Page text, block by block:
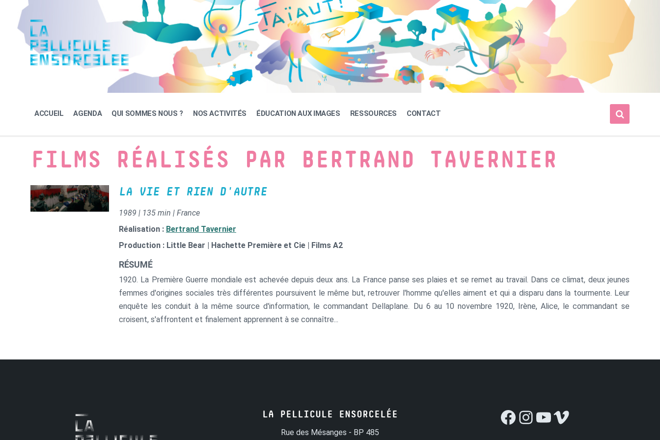
content
navigation
footer
ACCUEIL AGENDA QUI SOMMES NOUS ? NOS ACTIVITÉS ÉDUCATION AUX IMAGES RESSOURCES CONTACT
FILMS RÉALISÉS PAR BERTRAND TAVERNIER
LA VIE ET RIEN D'AUTRE
1989 | 135 min | France
Réalisation : Bertrand Tavernier
Production : Little Bear | Hachette Première et Cie | Films A2
RÉSUMÉ
1920. La Première Guerre mondiale est achevée depuis deux ans. La France panse ses plaies et se remet au travail. Dans ce climat, deux jeunes
femmes d'origines sociales très différentes poursuivent le même but, retrouver l'homme qu'elles aiment et qui a disparu dans la tourmente. Leur
enquête les conduit à la même source d'information, le commandant Dellaplane. Du 6 au 10 novembre 1920, Irène, Alice, le commandant se
croisent, s'affrontent et finalement apprennent à se connaître...
LA PELLICULE ENSORCELÉE
Rue des Mésanges - BP 485
Facebook
Instagram
YouTube
Vimeo